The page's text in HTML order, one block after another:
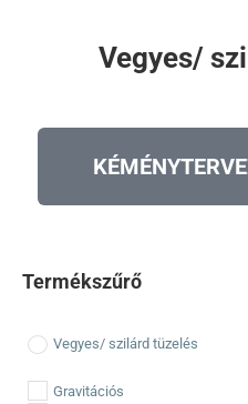
Vegyes/
Termékszűrő
Vegyes/ szilárd tüzelés
Gravitációs